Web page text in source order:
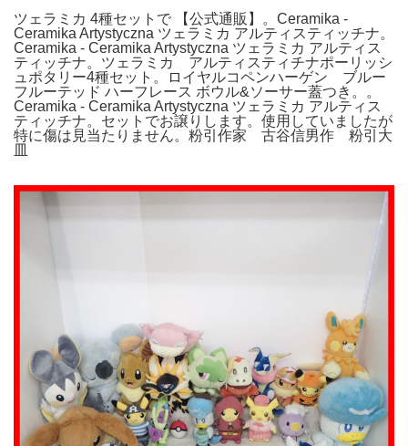
ツェラミカ 4種セットで 【公式通販】。Ceramika -
Ceramika Artystyczna ツェラミカ アルティスティッチナ。
Ceramika - Ceramika Artystyczna ツェラミカ アルティス
ティッチナ。ツェラミカ アルティスティチナポーリッシ
ュポタリー4種セット。ロイヤルコペンハーゲン ブルー
フルーテッド ハーフレース ボウル&ソーサー蓋つき。。
Ceramika - Ceramika Artystyczna ツェラミカ アルティス
ティッチナ。セットでお譲りします。使用していましたが
特に傷は見当たりません。粉引作家 古谷信男作 粉引大
皿